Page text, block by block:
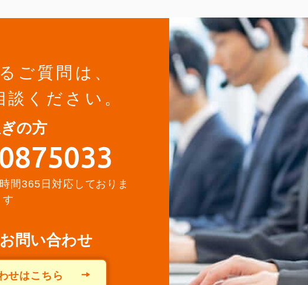
ご質問は、
ください。
の方
間365日対応しておりま
す
問い合わせ
せはこちら